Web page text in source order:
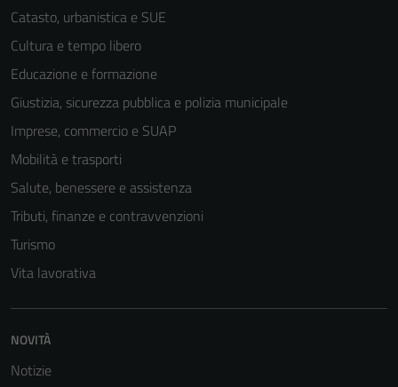
Catasto, urbanistica e SUE
Cultura e tempo libero
Educazione e formazione
Giustizia, sicurezza pubblica e polizia municipale
Imprese, commercio e SUAP
Mobilità e trasporti
Salute, benessere e assistenza
Tributi, finanze e contravvenzioni
Turismo
Vita lavorativa
NOVITÀ
Notizie